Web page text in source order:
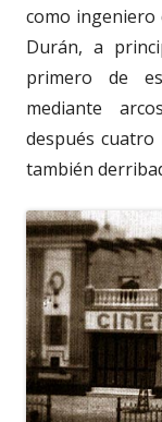
como ingeniero
Durán, a
primero de
mediante
después
también